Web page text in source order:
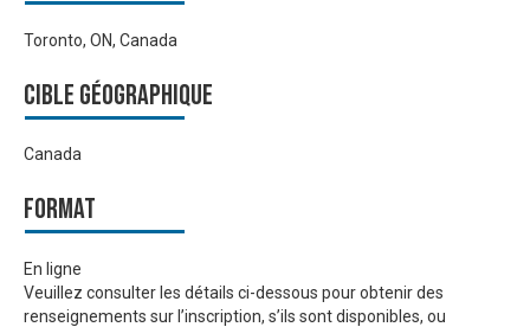
Toronto, ON, Canada
Cible géographique
Canada
Format
En ligne
Veuillez consulter les détails ci-dessous pour obtenir des
renseignements sur l’inscription, s’ils sont disponibles, ou